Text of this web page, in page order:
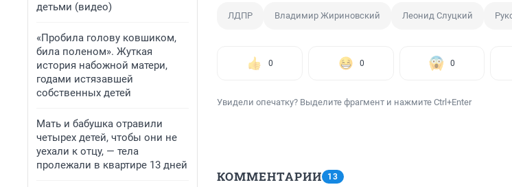
детьми (видео)
«Пробила голову ковшиком,
била поленом». Жуткая
история набожной матери,
годами истязавшей
собственных детей
Мать и бабушка отравили
четырех детей, чтобы они не
уехали к отцу, — тела
пролежали в квартире 13 дней
ЛДПР Владимир Жириновский Леонид Слуцкий
0 0 0
Увидели опечатку? Выделите фрагмент и нажмите Ctrl+Enter
КОММЕНТАРИИ 13